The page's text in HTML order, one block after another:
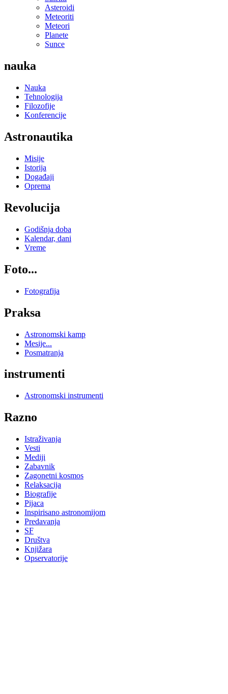
Asteroidi
Meteoriti
Meteori
Planete
Sunce
nauka
Nauka
Tehnologija
Filozofije
Konferencije
Astronautika
Misije
Istorija
Događaji
Oprema
Revolucija
Godišnja doba
Kalendar, dani
Vreme
Foto...
Fotografija
Praksa
Astronomski kamp
Mesije...
Posmatranja
instrumenti
Astronomski instrumenti
Razno
Istraživanja
Vesti
Mediji
Zabavnik
Zagonetni kosmos
Relaksacija
Biografije
Pijaca
Inspirisano astronomijom
Predavanja
SF
Društva
Knjižara
Opservatorije